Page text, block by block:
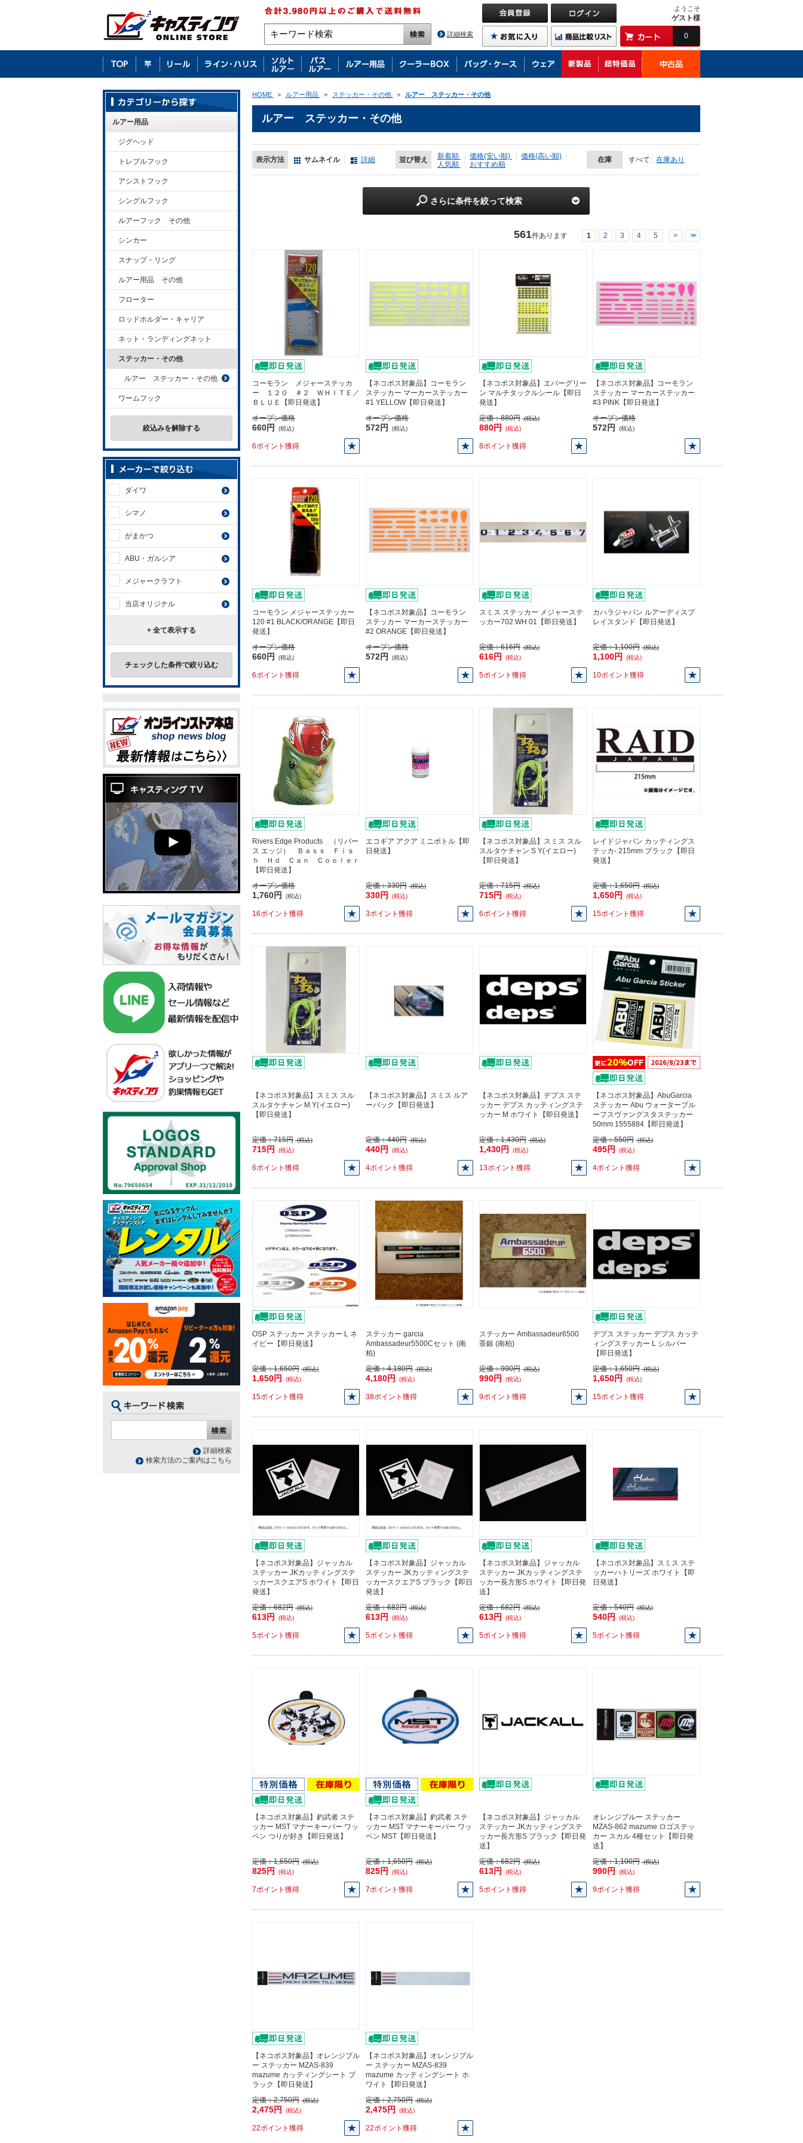
詳細検索
ようこそ
ゲスト様
0
HOME > ルアー用品 > ステッカー・その他 > ルアー ステッカー・その他
ルアー ステッカー・その他
表示方法 サムネイル 詳細 並び替え 新着順 価格(安い順)
価格(高い順)
人気順
おすすめ順
在庫 すべて 在庫あり
さらに条件を絞って検索
561件あります 1 2 3 4 5 > >>
コーモラン メジャーステッカ
ー １２０ ＃２ ＷＨＩＴＥ／
ＢＬＵＥ【即日発送】
オープン価格
660円 (税込)
6ポイント獲得
【ネコポス対象品】コーモラン
ステッカー マーカーステッカー
#1 YELLOW【即日発送】
オープン価格
572円 (税込)
【ネコポス対象品】エバーグリー
ン マルチタックルシール【即日
発送】
定価：880円 (税込)
880円 (税込)
8ポイント獲得
【ネコポス対象品】コーモラン
ステッカー マーカーステッカー
#3 PINK【即日発送】
オープン価格
572円 (税込)
コーモラン メジャーステッカー
120 #1 BLACK/ORANGE【即日
発送】
オープン価格
660円 (税込)
6ポイント獲得
【ネコポス対象品】コーモラン
ステッカー マーカーステッカー
#2 ORANGE【即日発送】
オープン価格
572円 (税込)
スミス ステッカー メジャーステ
ッカー702 WH 01【即日発送】
定価：616円 (税込)
616円 (税込)
5ポイント獲得
カハラジャパン ルアーディスプ
レイスタンド【即日発送】
定価：1,100円 (税込)
1,100円 (税込)
10ポイント獲得
Rivers Edge Products （リバー
ス エッジ） Ｂａｓｓ Ｆｉｓ
ｈ Ｈｄ Ｃａｎ Ｃｏｏｌｅｒ
【即日発送】
オープン価格
1,760円 (税込)
16ポイント獲得
エコギア アクア ミニボトル【即
日発送】
定価：330円 (税込)
330円 (税込)
3ポイント獲得
【ネコポス対象品】スミス スル
スルタケチャン S Y(イエロー)
【即日発送】
定価：715円 (税込)
715円 (税込)
6ポイント獲得
レイドジャパン カッティングス
テッカ- 215mm ブラック【即日
発送】
定価：1,650円 (税込)
1,650円 (税込)
15ポイント獲得
【ネコポス対象品】スミス スル
スルタケチャン M Y(イエロー)
【即日発送】
定価：715円 (税込)
715円 (税込)
6ポイント獲得
【ネコポス対象品】スミス ルア
ーパック【即日発送】
定価：440円 (税込)
440円 (税込)
4ポイント獲得
【ネコポス対象品】デプス ステ
ッカー デプス カッティングステ
ッカー M ホワイト【即日発送】
定価：1,430円 (税込)
1,430円 (税込)
13ポイント獲得
【ネコポス対象品】AbuGarcia
ステッカー Abu ウォータープル
ーフスヴァングスタステッカー
50mm 1555884【即日発送】
定価：550円 (税込)
495円 (税込)
4ポイント獲得
OSP ステッカー ステッカー L ネ
イビー【即日発送】
定価：1,650円 (税込)
1,650円 (税込)
15ポイント獲得
ステッカー garcia
Ambassadeur5500Cセット (南
柏)
定価：4,180円 (税込)
4,180円 (税込)
38ポイント獲得
ステッカー Ambassadeur6500
茶銀 (南柏)
定価：990円 (税込)
990円 (税込)
9ポイント獲得
デプス ステッカー デプス カッテ
ィングステッカー L シルバー
【即日発送】
定価：1,650円 (税込)
1,650円 (税込)
15ポイント獲得
【ネコポス対象品】ジャッカル
ステッカー JKカッティングステ
ッカースクエアS ホワイト【即日
発送】
定価：682円 (税込)
613円 (税込)
5ポイント獲得
【ネコポス対象品】ジャッカル
ステッカー JKカッティングステ
ッカースクエアS ブラック【即日
発送】
定価：682円 (税込)
613円 (税込)
5ポイント獲得
【ネコポス対象品】ジャッカル
ステッカー JKカッティングステ
ッカー長方形S ホワイト【即日発
送】
定価：682円 (税込)
613円 (税込)
5ポイント獲得
【ネコポス対象品】スミス ステ
ッカーハトリーズ ホワイト【即
日発送】
定価：540円 (税込)
540円 (税込)
5ポイント獲得
【ネコポス対象品】釣武者 ステ
ッカー MST マナーキーパー ワッ
ペン つりが好き【即日発送】
定価：1,650円 (税込)
825円 (税込)
7ポイント獲得
【ネコポス対象品】釣武者 ステ
ッカー MST マナーキーパー ワッ
ペン MST【即日発送】
定価：1,650円 (税込)
825円 (税込)
7ポイント獲得
【ネコポス対象品】ジャッカル
ステッカー JKカッティングステ
ッカー長方形S ブラック【即日発
送】
定価：682円 (税込)
613円 (税込)
5ポイント獲得
オレンジブルー ステッカー
MZAS-862 mazume ロゴステッ
カー スカル 4種セット【即日発
送】
定価：1,100円 (税込)
990円 (税込)
9ポイント獲得
【ネコポス対象品】オレンジブル
ー ステッカー MZAS-839
mazume カッティングシート ブ
ラック【即日発送】
定価：2,750円 (税込)
2,475円 (税込)
22ポイント獲得
【ネコポス対象品】オレンジブル
ー ステッカー MZAS-839
mazume カッティングシート ホ
ワイト【即日発送】
定価：2,750円 (税込)
2,475円 (税込)
22ポイント獲得
ルアー用品
ジグヘッド
トレブルフック
アシストフック
シングルフック
ルアーフック その他
シンカー
スナップ・リング
ルアー用品 その他
フローター
ロッドホルダー・キャリア
ネット・ランディングネット
ステッカー・その他
ルアー ステッカー・その他
ワームフック
絞込みを解除する
ダイワ
シマノ
がまかつ
ABU・ガルシア
メジャークラフト
当店オリジナル
+ 全て表示する
チェックした条件で絞り込む
詳細検索
検索方法のご案内はこちら